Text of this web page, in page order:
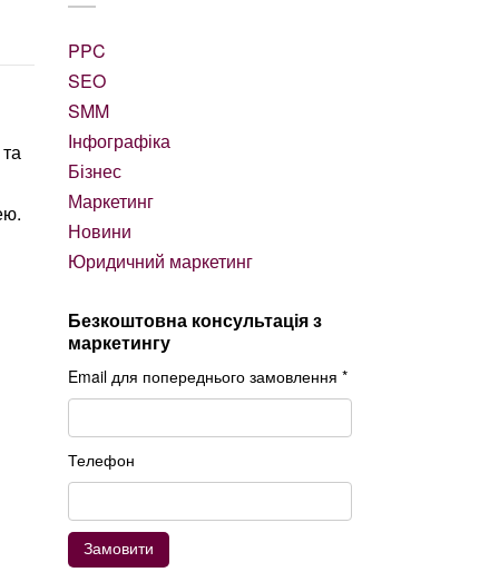
PPC
SEO
SMM
Інфографіка
Бізнес
Маркетинг
Новини
Юридичний маркетинг
Безкоштовна консультація з
маркетингу
Email для попереднього замовлення *
Телефон